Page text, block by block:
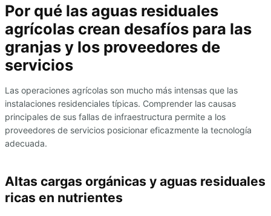
Por qué las aguas residuales
agrícolas crean desafíos para las
granjas y los proveedores de
servicios
Las operaciones agrícolas son mucho más intensas que las
instalaciones residenciales típicas. Comprender las causas
principales de sus fallas de infraestructura permite a los
proveedores de servicios posicionar eficazmente la tecnología
adecuada.
Altas cargas orgánicas y aguas residuales
ricas en nutrientes